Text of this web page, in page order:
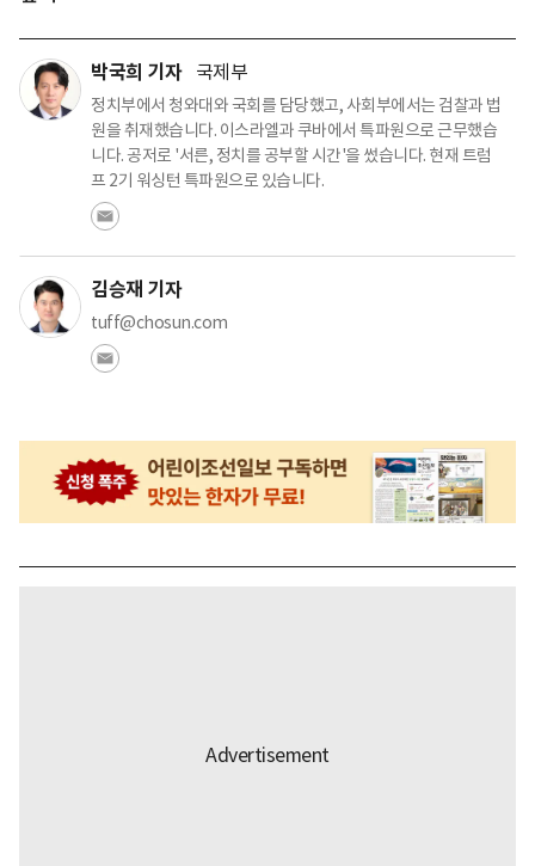
박국희 기자 국제부
정치부에서 청와대와 국회를 담당했고, 사회부에서는 검찰과 법
원을 취재했습니다. 이스라엘과 쿠바에서 특파원으로 근무했습
니다. 공저로 '서른, 정치를 공부할 시간'을 썼습니다. 현재 트럼
프 2기 워싱턴 특파원으로 있습니다.
김승재 기자
tuff@chosun.com